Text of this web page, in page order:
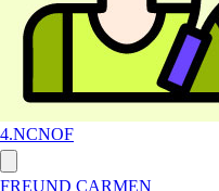
4.NCNOF
FREUND CARMEN